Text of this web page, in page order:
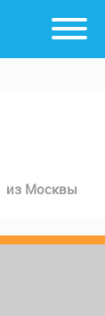
из Москвы